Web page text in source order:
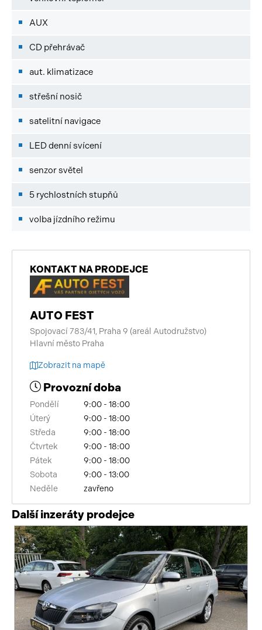
AUX
CD přehrávač
aut. klimatizace
střešní nosič
satelitní navigace
LED denní svícení
senzor světel
5 rychlostních stupňů
volba jízdního režimu
KONTAKT NA PRODEJCE
AUTO FEST
Spojovací 783/41, Praha 9 (areál Autodružstvo)
Hlavní město Praha
Zobrazit na mapě
Provozní doba
Pondělí
9:00 - 18:00
Úterý
9:00 - 18:00
Středa
9:00 - 18:00
Čtvrtek
9:00 - 18:00
Pátek
9:00 - 18:00
Sobota
9:00 - 13:00
Neděle
zavřeno
Další inzeráty prodejce